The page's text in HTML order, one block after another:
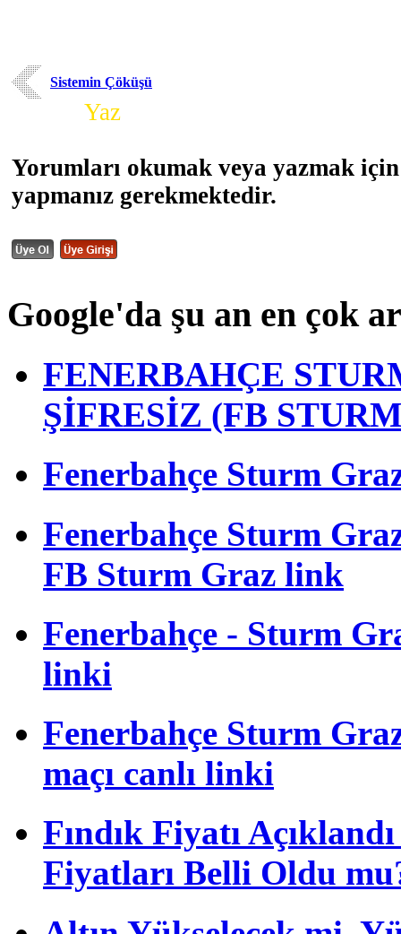
Sistemin Çöküşü
Yaz
Yorumları okumak veya yazmak
yapmanız gerekmektedir.
Google'da şu an en çok
FENERBAHÇE
ŞİFRESİZ (FB
Fenerbahçe Sturm
Fenerbahçe Sturm
FB Sturm Graz link
Fenerbahçe - Sturm
linki
Fenerbahçe Sturm
maçı canlı linki
Fındık Fiyatı
Fiyatları Belli Oldu